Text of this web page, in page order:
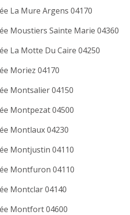
La Mure Argens 04170
Moustiers Sainte Marie 04360
La Motte Du Caire 04250
Moriez 04170
Montsalier 04150
Montpezat 04500
Montlaux 04230
Montjustin 04110
Montfuron 04110
Montclar 04140
Montfort 04600